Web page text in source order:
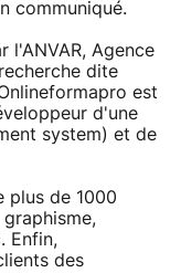
communiqué.
l'ANVAR, Agence
dite
est
d'une
system) et de
plus de 1000
Enfin,
des